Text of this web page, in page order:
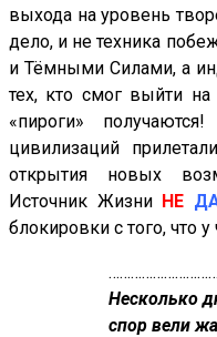
выхода на уровень
дело, и не техника
и Тёмными Силами, а
тех, кто смог выйти
«пироги»
цивилизаций
открытия новых
Источник Жизни НЕ
блокировки с того, что
Несколько
спор вели